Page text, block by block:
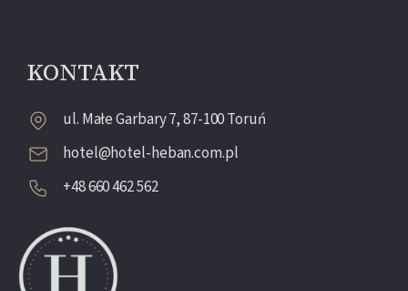
KONTAKT
ul. Małe Garbary 7, 87-100 Toruń
hotel@hotel-heban.com.pl
+48 660 462 562